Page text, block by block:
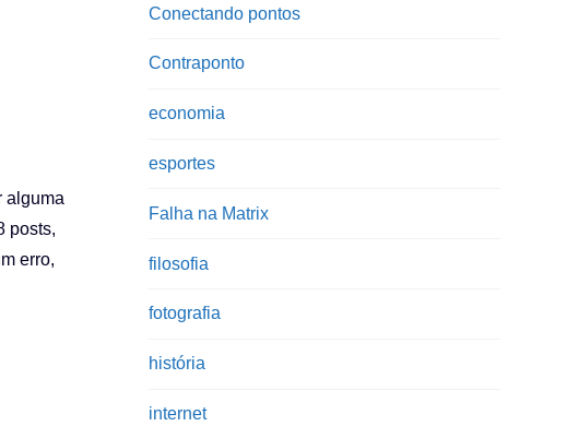
alguma
posts,
erro,
Conectando pontos
Contraponto
economia
esportes
Falha na Matrix
filosofia
fotografia
história
internet